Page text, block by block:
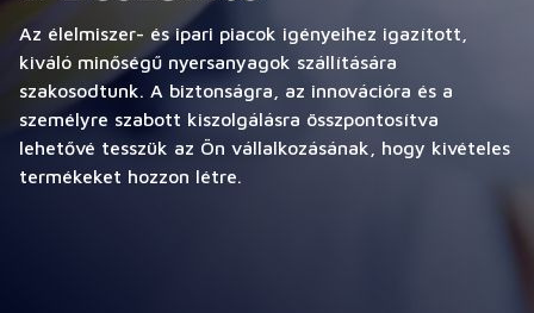
Az élelmiszer- és ipari piacok igényeihez igazított,
kiváló minőségű nyersanyagok szállítására
szakosodtunk. A biztonságra, az innovációra és a
személyre szabott kiszolgálásra összpontosítva
lehetővé tesszük az Ön vállalkozásának, hogy kivételes
termékeket hozzon létre.